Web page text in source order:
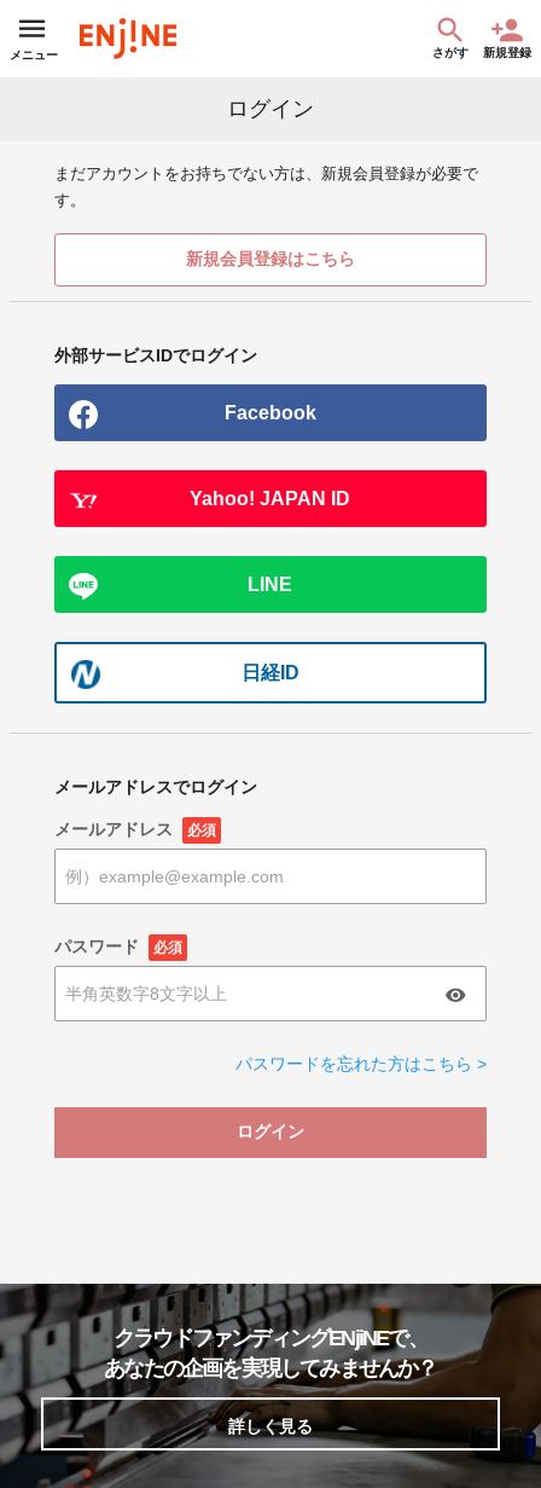
メニュー さがす 新規登録
ログイン
まだアカウントをお持ちでない方は、新規会員登録が必要で
す。
新規会員登録はこちら
外部サービスIDでログイン
Facebook
Yahoo! JAPAN ID
LINE
日経ID
メールアドレスでログイン
メールアドレス 必須
パスワード 必須
パスワードを忘れた方はこちら >
ログイン
クラウドファンディングENjiNEで、
あなたの企画を実現してみませんか？
詳しく見る